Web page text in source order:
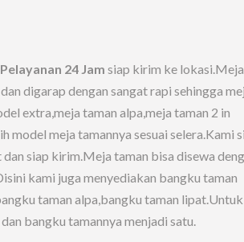
24 Jam siap kirim ke lokasi.Meja
digarap dengan sangat rapi sehingga
extra,meja taman alpa,meja taman 2 in
model meja tamannya sesuai selera.Kami
siap kirim.Meja taman bisa disewa
kami juga menyediakan bangku taman
taman alpa,bangku taman lipat.Untuk
bangku tamannya menjadi satu.